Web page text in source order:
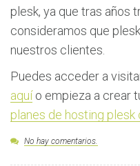
plesk, ya que tras años
consideramos que
nuestros clientes.
Puedes acceder a
aquío empieza a crear
planes de hosting
No hay comentarios.